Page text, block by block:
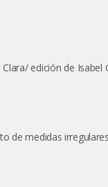
edición de Isabel
de medidas